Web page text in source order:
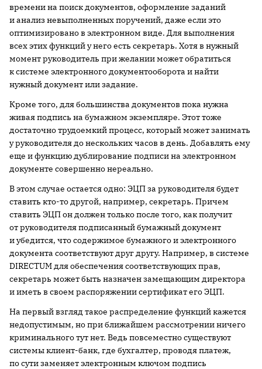
времени на поиск документов, оформление заданий
и анализ невыполненных поручений, даже если это
оптимизировано в электронном виде. Для выполнения
всех этих функций у него есть секретарь. Хотя в нужный
момент руководитель при желании может обратиться
к системе электронного документооборота и найти
нужный документ или задание.
Кроме того, для большинства документов пока нужна
живая подпись на бумажном экземпляре. Этот тоже
достаточно трудоемкий процесс, который может занимать
у руководителя до нескольких часов в день. Добавлять ему
еще и функцию дублирование подписи на электронном
документе совершенно нереально.
В этом случае остается одно: ЭЦП за руководителя будет
ставить кто-то другой, например, секретарь. Причем
ставить ЭЦП он должен только после того, как получит
от руководителя подписанный бумажный документ
и убедится, что содержимое бумажного и электронного
документа соответствуют друг другу. Например, в системе
DIRECTUM для обеспечения соответствующих прав,
секретарь может быть назначен замещающим директора
и иметь в своем распоряжении сертификат его ЭЦП.
На первый взгляд такое распределение функций кажется
недопустимым, но при ближайшем рассмотрении ничего
криминального тут нет. Ведь повсеместно существуют
системы клиент-банк, где бухгалтер, проводя платеж,
по сути заменяет электронным ключом подпись